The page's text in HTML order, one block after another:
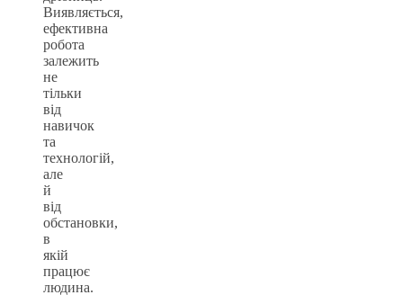
Виявляється,
ефективна
робота
залежить
не
тільки
від
навичок
та
технологій,
але
й
від
обстановки,
в
якій
працює
людина.